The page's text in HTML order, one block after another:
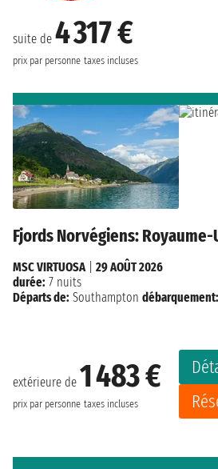
suite de 4 317 €
prix par personne taxes incluses
Fjords Norvégiens:
extérieure de 1 483 €
prix par personne taxes incluses
MSC VIRTUOSA| 29 AOÛT 2026
durée: 7 nuits
Départs de: Southampton débarquement: